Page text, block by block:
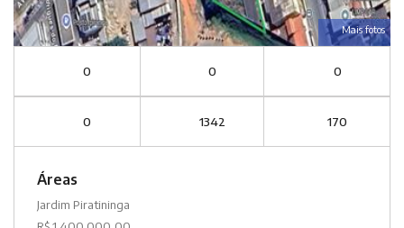
Mais fotos
0 0 0
0 1342 170
Áreas
Jardim Piratininga